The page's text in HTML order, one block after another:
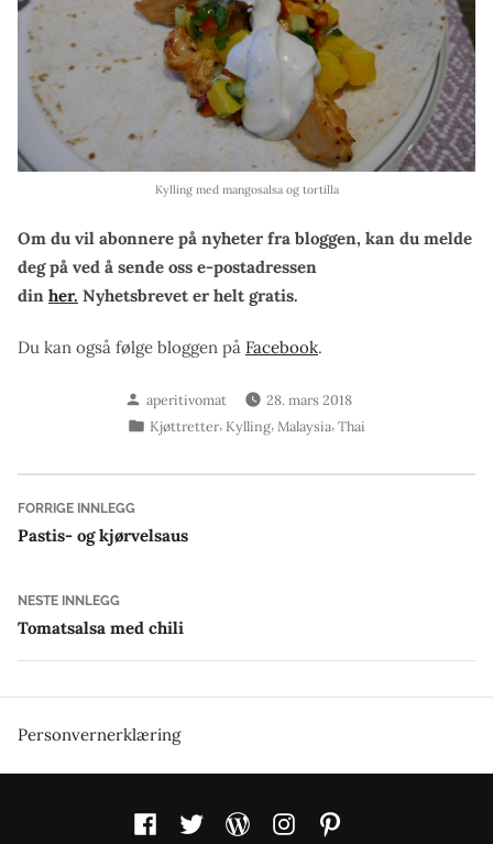
Kylling med mangosalsa og tortilla
Om du vil abonnere på nyheter fra bloggen, kan du melde
deg på ved å sende oss e-postadressen
din her. Nyhetsbrevet er helt gratis.
Du kan også følge bloggen på Facebook.
Skrevet
av
aperitivomat
28. mars 2018
Publisert
Kjøttretter, Kylling, Malaysia, Thai
Innleggsnavigasjon
FORRIGE INNLEGGForrige
innlegg:
Pastis- og kjørvelsaus
NESTE INNLEGGNeste
innlegg:
Tomatsalsa med chili
Personvernerklæring
FacebookTwitter WordPressInstagramPinterest